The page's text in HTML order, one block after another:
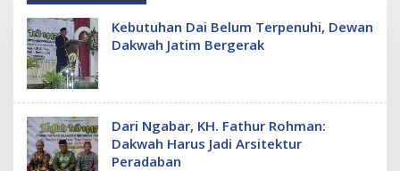
Kebutuhan Dai Belum Terpenuhi, Dewan
Dakwah Jatim Bergerak
Dari Ngabar, KH. Fathur Rohman:
Dakwah Harus Jadi Arsitektur
Peradaban